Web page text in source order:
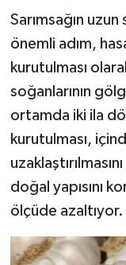
Sarımsağın
önemli adım,
kurutulması
soğanlarının
ortamda iki ila
kurutulması,
doğal yapısını
ölçüde azaltıyor.
Pazarlar
Politika
Resmi İlan
Rüya
Şaphane
Simav